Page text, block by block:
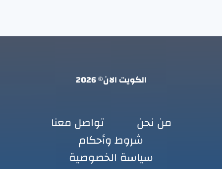
الكويت الان© 2026
من نحن
تواصل معنا
شروط وأحكام
سياسة الخصوصية